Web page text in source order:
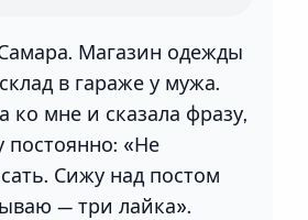
Магазин одежды
в гараже у мужа.
ко мне и сказала фразу,
«Не
Сижу над постом
— три лайка».